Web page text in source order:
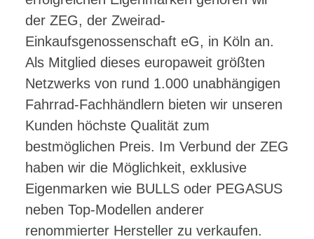
der ZEG, der Zweirad-
Einkaufsgenossenschaft eG, in Köln an.
Als Mitglied dieses europaweit größten
Netzwerks von rund 1.000 unabhängigen
Fahrrad-Fachhändlern bieten wir unseren
Kunden höchste Qualität zum
bestmöglichen Preis. Im Verbund der ZEG
haben wir die Möglichkeit, exklusive
Eigenmarken wie BULLS oder PEGASUS
neben Top-Modellen anderer
renommierter Hersteller zu verkaufen.